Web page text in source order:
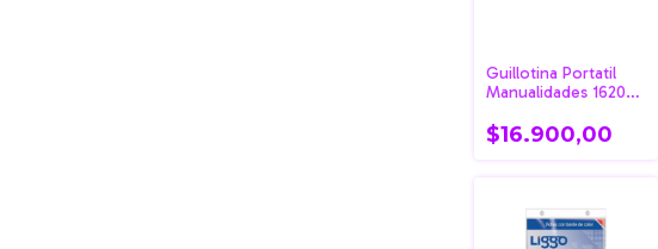
Guillotina Portatil
Manualidades 1620
$16.900,00